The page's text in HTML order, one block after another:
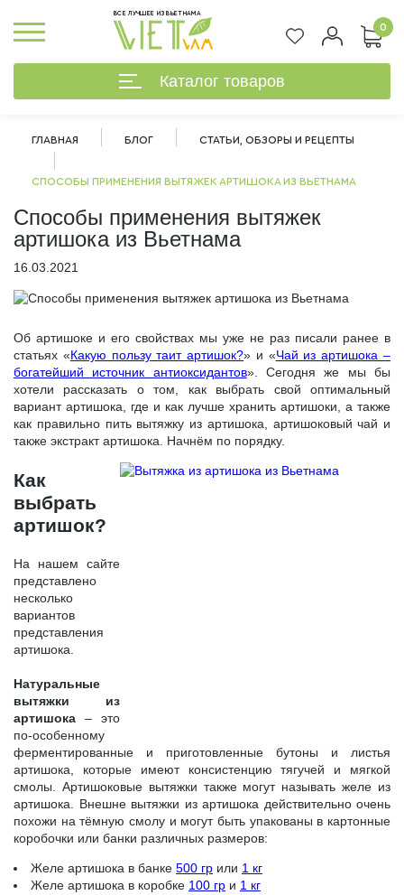
ВСЕ ЛУЧШЕЕ ИЗ ВЬЕТНАМА
0
Каталог товаров
%
ГЛАВНАЯ БЛОГ СТАТЬИ, ОБЗОРЫ И РЕЦЕПТЫ
СПОСОБЫ ПРИМЕНЕНИЯ ВЫТЯЖЕК АРТИШОКА ИЗ ВЬЕТНАМА
Способы применения вытяжек
артишока из Вьетнама
16.03.2021
Об артишоке и его свойствах мы уже не раз писали ранее в
статьях «Какую пользу таит артишок?» и «Чай из артишока –
богатейший источник антиоксидантов». Сегодня же мы бы
хотели рассказать о том, как выбрать свой оптимальный
вариант артишока, где и как лучше хранить артишоки, а также
как правильно пить вытяжку из артишока, артишоковый чай и
также экстракт артишока. Начнём по порядку.
Как
выбрать
артишок?
На нашем сайте
представлено
несколько
вариантов
представления
артишока.
Натуральные
вытяжки из
артишока – это
по-особенному
ферментированные и приготовленные бутоны и листья
артишока, которые имеют консистенцию тягучей и мягкой
смолы. Артишоковые вытяжки также могут называть желе из
артишока. Внешне вытяжки из артишока действительно очень
похожи на тёмную смолу и могут быть упакованы в картонные
коробочки или банки различных размеров:
Желе артишока в банке 500 гр или 1 кг
Желе артишока в коробке 100 гр и 1 кг